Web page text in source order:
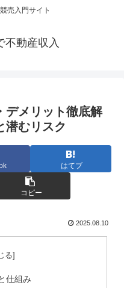
売入門サイト
不動産収入
デメリット徹底解
潜むリスク
はてブ
コピー
2025.08.10
仕組み